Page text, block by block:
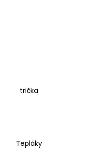
trička
Tepláky